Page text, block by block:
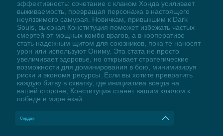
эффективность: сочетание с кланом Хонда усиливает
выживаемость, превращая персонажа в настоящего
неуязвимого самурая. Новичкам, привыкшим к Dark
Souls, высокая Конституция поможет избежать частых
смертей от мощных комбо врагов, а в кооперативе —
стать надежным щитом для союзников, пока те наносят
урон или используют Ониму. Эта стата не просто
увеличивает здоровье, но открывает стратегические
возможности для доминирования в бою, минимизируя
риски и экономя ресурсы. Если вы хотите превратить
каждую битву в схватку, где инициатива всегда на
вашей стороне, Конституция станет вашим ключом к
победе в мире ёкай.
Сердце